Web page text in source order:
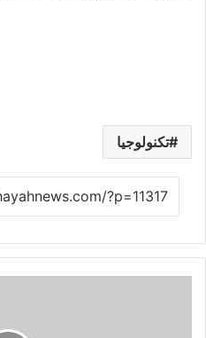
تكنولوجيا